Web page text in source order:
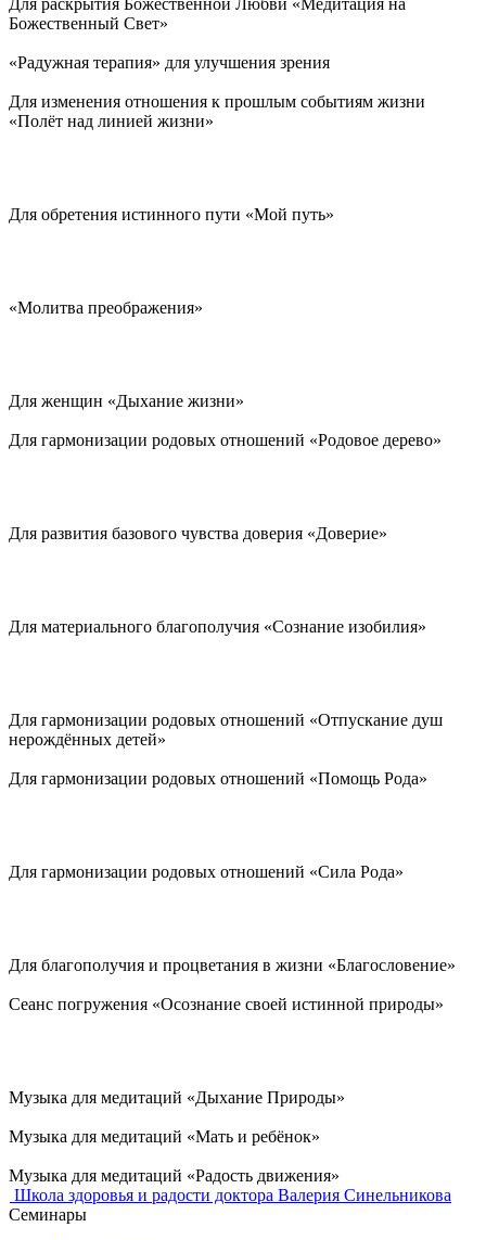
Божественный Свет»
«Радужная терапия» для улучшения зрения
Для изменения отношения к прошлым событиям жизни
«Полёт над линией жизни»
Для обретения истинного пути «Мой путь»
«Молитва преображения»
Для женщин «Дыхание жизни»
Для гармонизации родовых отношений «Родовое дерево»
Для развития базового чувства доверия «Доверие»
Для материального благополучия «Сознание изобилия»
Для гармонизации родовых отношений «Отпускание душ
нерождённых детей»
Для гармонизации родовых отношений «Помощь Рода»
Для гармонизации родовых отношений «Сила Рода»
Для благополучия и процветания в жизни «Благословение»
Сеанс погружения «Осознание своей истинной природы»
Музыка для медитаций «Дыхание Природы»
Музыка для медитаций «Мать и ребёнок»
Музыка для медитаций «Радость движения»
Школа здоровья и радости доктора Валерия Синельникова
Семинары